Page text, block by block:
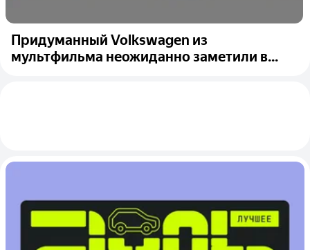
Придуманный Volkswagen из
мультфильма неожиданно заметили в...